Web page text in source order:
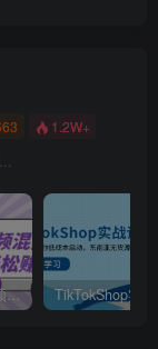
1.2W+
无脑操作！美女视频混剪，单号音乐任务轻松日入3张+